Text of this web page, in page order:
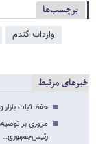
برچسب‌ها
واردات گندم
خبرهای مرتبط
حفظ ثبات
مروری بر
رئیس‌جمهوری…